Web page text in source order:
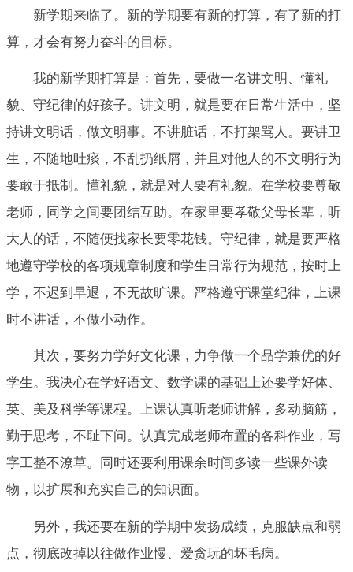
新学期来临了。新的学期要有新的打算，有了新的打
算，才会有努力奋斗的目标。
我的新学期打算是：首先，要做一名讲文明、懂礼
貌、守纪律的好孩子。讲文明，就是要在日常生活中，坚
持讲文明话，做文明事。不讲脏话，不打架骂人。要讲卫
生，不随地吐痰，不乱扔纸屑，并且对他人的不文明行为
要敢于抵制。懂礼貌，就是对人要有礼貌。在学校要尊敬
老师，同学之间要团结互助。在家里要孝敬父母长辈，听
大人的话，不随便找家长要零花钱。守纪律，就是要严格
地遵守学校的各项规章制度和学生日常行为规范，按时上
学，不迟到早退，不无故旷课。严格遵守课堂纪律，上课
时不讲话，不做小动作。
其次，要努力学好文化课，力争做一个品学兼优的好
学生。我决心在学好语文、数学课的基础上还要学好体、
英、美及科学等课程。上课认真听老师讲解，多动脑筋，
勤于思考，不耻下问。认真完成老师布置的各科作业，写
字工整不潦草。同时还要利用课余时间多读一些课外读
物，以扩展和充实自己的知识面。
另外，我还要在新的学期中发扬成绩，克服缺点和弱
点，彻底改掉以往做作业慢、爱贪玩的坏毛病。